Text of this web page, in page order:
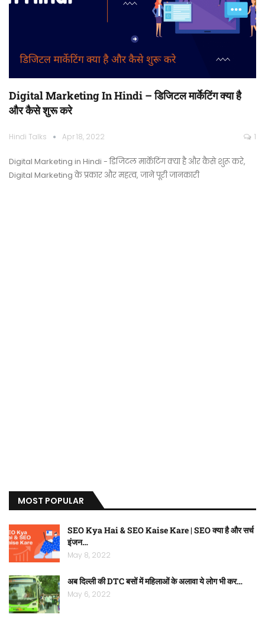
Digital Marketing In Hindi – डिजिटल मार्केटिंग क्या है
और कैसे शुरू करे
Hindi Talks Apr 18, 2022 1
Digital Marketing in Hindi - डिजिटल मार्केटिंग क्या है और कैसे शुरू करे,
Digital Marketing के प्रकार और महत्व, जाने पूरी जानकारी
MOST POPULAR
SEO Kya Hai & SEO Kaise Kare | SEO क्या है और सर्च
इंजन…
May 8, 2022
अब दिल्ली की DTC बसों में महिलाओं के अलावा ये लोग भी कर…
May 6, 2022